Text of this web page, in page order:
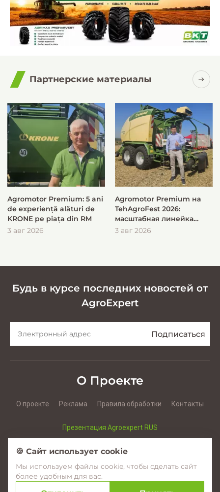
Партнерские материалы
Agromotor Premium: 5 ani
de experiență alături de
KRONE pe piața din RM
3 авг 2026
Agromotor Premium на
TehAgroFest 2026:
масштабная линейка
KRONE для быстрой и
3 авг 2026
Будь в курсе последних новостей от
AgroExpert
О Проекте
О проекте Реклама Правила обработки Контакты
Презентация Agroexpert RUS
Facebook YouTube Instagram
🍪 Сайт использует cookie
Мы используем файлы cookie, чтобы сделать сайт
более удобным для вас.